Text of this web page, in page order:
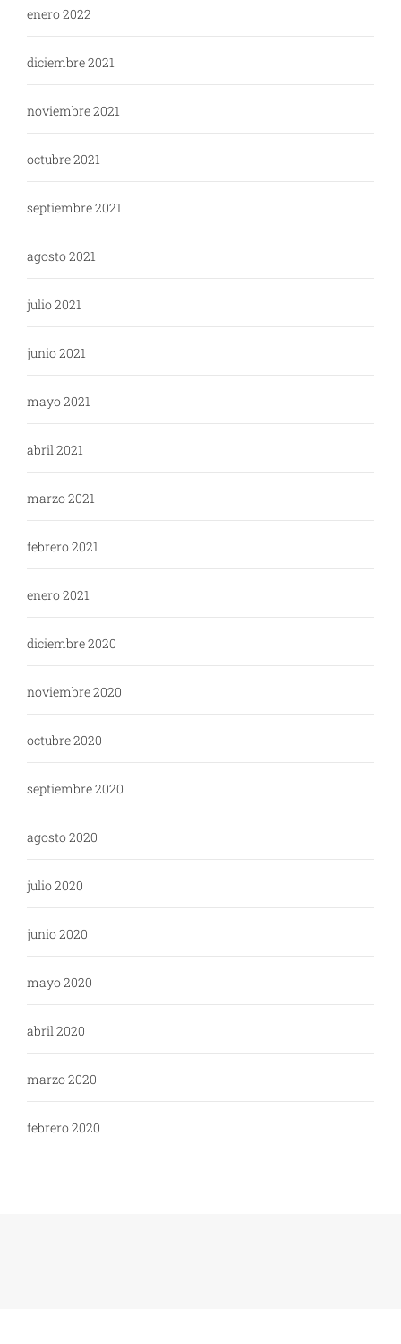
enero 2022
diciembre 2021
noviembre 2021
octubre 2021
septiembre 2021
agosto 2021
julio 2021
junio 2021
mayo 2021
abril 2021
marzo 2021
febrero 2021
enero 2021
diciembre 2020
noviembre 2020
octubre 2020
septiembre 2020
agosto 2020
julio 2020
junio 2020
mayo 2020
abril 2020
marzo 2020
febrero 2020